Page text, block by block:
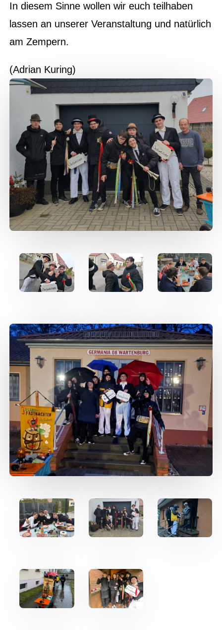
In diesem Sinne wollen wir euch teilhaben
lassen an unserer Veranstaltung und natürlich
am Zempern.
(Adrian Kuring)